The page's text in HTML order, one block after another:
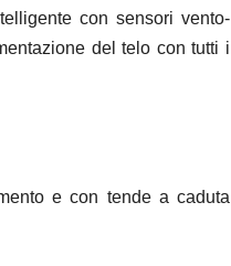
con sensori vento-
del telo con tutti i
e con tende a caduta